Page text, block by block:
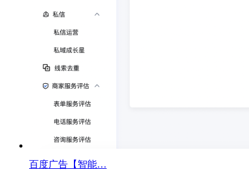
百度广告【智能…